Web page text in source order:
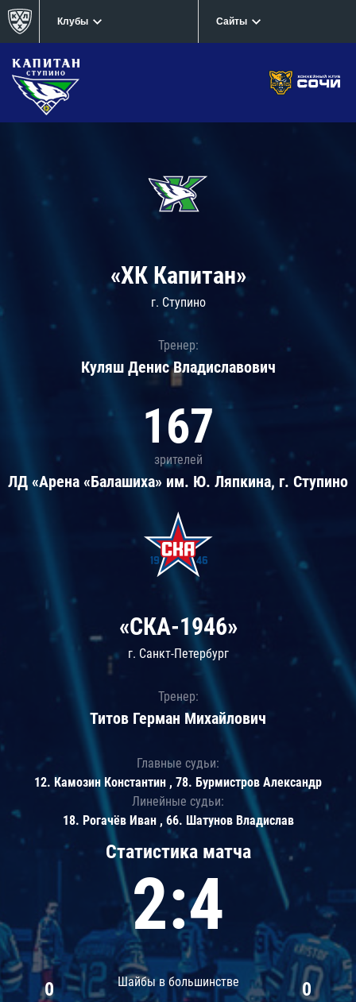
Клубы Сайты
«ХК Капитан»
г. Ступино
Тренер:
Куляш Денис Владиславович
167
зрителей
ЛД «Арена «Балашиха» им. Ю. Ляпкина, г. Ступино
Статистика матча
2:4
Шайбы в большинстве
0 0
«СКА-1946»
г. Санкт-Петербург
Тренер:
Титов Герман Михайлович
Главные судьи:
12. Камозин Константин , 78. Бурмистров Александр
Линейные судьи:
18. Рогачёв Иван , 66. Шатунов Владислав